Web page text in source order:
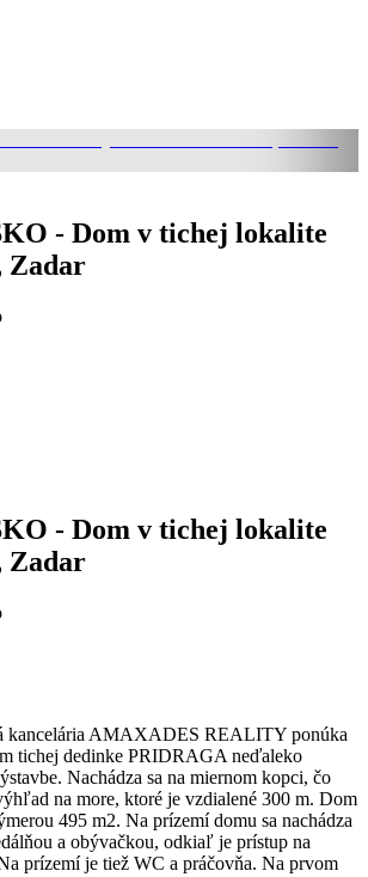
- Dom v tichej lokalite
Zadar
- Dom v tichej lokalite
Zadar
kancelária AMAXADES REALITY ponúka
tichej dedinke PRIDRAGA neďaleko
Nachádza sa na miernom kopci, čo
na more, ktoré je vzdialené 300 m. Dom
495 m2. Na prízemí domu sa nachádza
a obývačkou, odkiaľ je prístup na
prízemí je tiež WC a práčovňa. Na prvom